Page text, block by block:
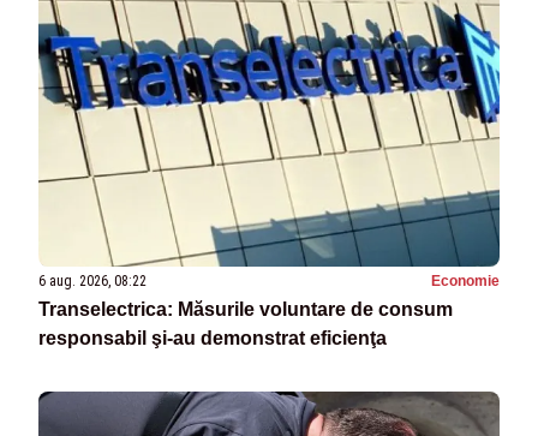
6 aug. 2026, 08:22 Economie
Transelectrica: Măsurile voluntare de consum
responsabil şi-au demonstrat eficienţa